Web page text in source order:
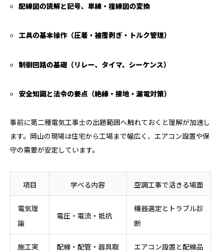
配線図の読解と記号、単線・複線図の変換
工具の基本操作（圧着・被覆剥ぎ・トルク管理）
制御回路の基礎（リレー、タイマ、シーケンス）
安全知識と法令の要点（絶縁・接地・漏電対策）
事前に第二種電気工事士の出題範囲へ触れておくと理解が加速し
ます。岡山の現場は住宅から工場まで幅広く、エアコン設置や保
守の需要が安定しています。
項目 学べる内容 空調工事で活きる場面
電気理
論
電圧・電流・抵抗
機器選定とトラブル診
断
施工実
配線・配管・器具取
エアコン設置と配線品